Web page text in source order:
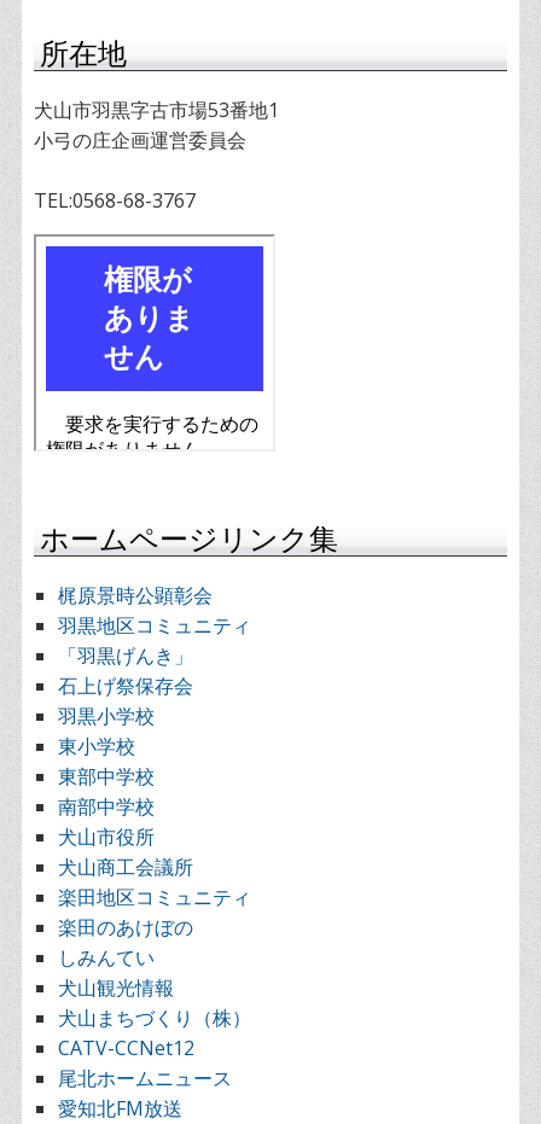
所在地
犬山市羽黒字古市場53番地1
小弓の庄企画運営委員会
TEL:0568-68-3767
ホームページリンク集
梶原景時公顕彰会
羽黒地区コミュニティ
「羽黒げんき」
石上げ祭保存会
羽黒小学校
東小学校
東部中学校
南部中学校
犬山市役所
犬山商工会議所
楽田地区コミュニティ
楽田のあけぼの
しみんてい
犬山観光情報
犬山まちづくり（株）
CATV-CCNet12
尾北ホームニュース
愛知北FM放送